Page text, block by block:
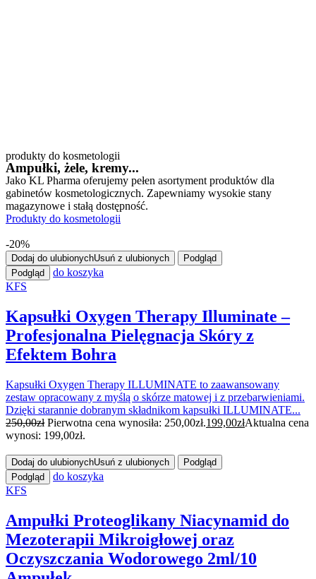
produkty do kosmetologii
Ampułki, żele, kremy...
Jako KL Pharma oferujemy pełen asortyment produktów dla
gabinetów kosmetologicznych. Zapewniamy wysokie stany
magazynowe i stałą dostępność.
Produkty do kosmetologii
-20%
Dodaj do ulubionychUsuń z ulubionych
Podgląd
Podgląd
do koszyka
KFS
Kapsułki Oxygen Therapy Illuminate –
Profesjonalna Pielęgnacja Skóry z
Efektem Bohra
Kapsułki Oxygen Therapy ILLUMINATE to zaawansowany
zestaw opracowany z myślą o skórze matowej i z przebarwieniami.
Dzięki starannie dobranym składnikom kapsułki ILLUMINATE...
250,00zł Pierwotna cena wynosiła: 250,00zł.199,00złAktualna cena
wynosi: 199,00zł.
Dodaj do ulubionychUsuń z ulubionych
Podgląd
Podgląd
do koszyka
KFS
Ampułki Proteoglikany Niacynamid do
Mezoterapii Mikroigłowej oraz
Oczyszczania Wodorowego 2ml/10